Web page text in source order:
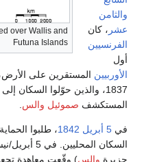
over Wallis and
Futuna Islands
والثامن
عشر ، كان
الفرنسيين
أول
الأوربيين المستقرين على
1837، والذين حوّلوا السكان إلى
المستكشف صموئيل والس
في 5 أبريل 1842، طلبوا
جزيرة والس) وقّعت معاهدة